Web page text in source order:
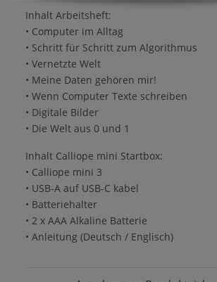
Inhalt Arbeitsheft:
• Computer im Alltag
• Schritt für Schritt zum Algorithmus
• Vernetzte Welt
• Meine Daten gehören mir!
• Wenn Computer Texte schreiben
• Digitale Bilder
• Die Welt aus 0 und 1
Inhalt Calliope mini Startbox:
• Calliope mini 3
• USB-A auf USB-C kabel
• Batteriehalter
• 2 x AAA Alkaline Batterie
• Anleitung (Deutsch / Englisch)